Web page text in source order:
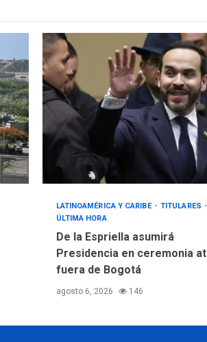
LATINOAMÉRICA Y CARIBE
TITULARES
ÚLTIMA HORA
De la Espriella asumirá
Presidencia en ceremonia
fuera de Bogotá
agosto 6, 2026 146